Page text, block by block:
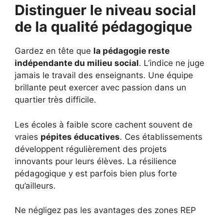
Distinguer le niveau social
de la qualité pédagogique
Gardez en tête que la pédagogie reste
indépendante du milieu social. L’indice ne juge
jamais le travail des enseignants. Une équipe
brillante peut exercer avec passion dans un
quartier très difficile.
Les écoles à faible score cachent souvent de
vraies pépites éducatives. Ces établissements
développent régulièrement des projets
innovants pour leurs élèves. La résilience
pédagogique y est parfois bien plus forte
qu’ailleurs.
Ne négligez pas les avantages des zones REP